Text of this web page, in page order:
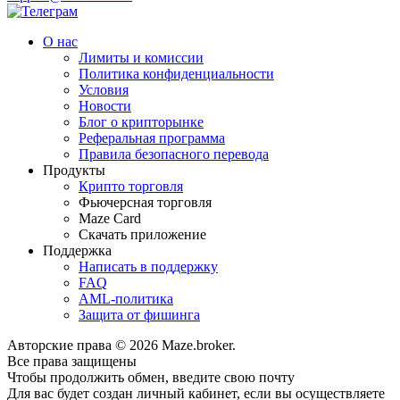
О нас
Лимиты и комиссии
Политика конфиденциальности
Условия
Новости
Блог о крипторынке
Реферальная программа
Правила безопасного перевода
Продукты
Крипто торговля
Фьючерсная торговля
Maze Card
Скачать приложение
Поддержка
Написать в поддержку
FAQ
AML-политика
Защита от фишинга
Авторские права © 2026 Maze.broker.
Все права защищены
Чтобы продолжить обмен, введите свою почту
Для вас будет создан личный кабинет, если вы осуществляете